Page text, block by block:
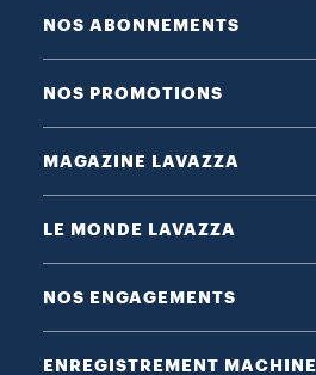
NOS ABONNEMENTS
NOS PROMOTIONS
MAGAZINE LAVAZZA
LE MONDE LAVAZZA
NOS ENGAGEMENTS
ENREGISTREMENT MACHINE